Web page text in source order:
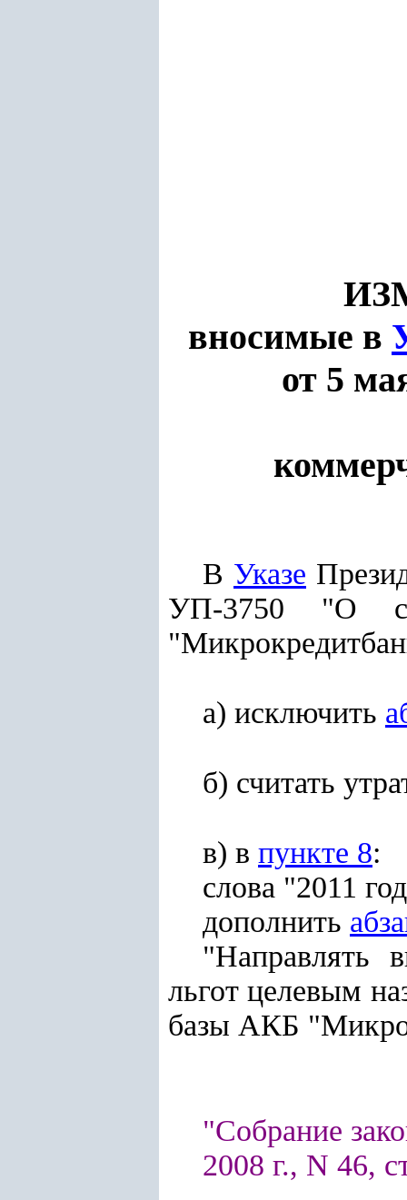
вносимые в
от 5
В Указе
УП-3750 "О
а) исключить
б) считать
в) в пункте 8:
слова "2011
дополнить
"Направлять
льгот целевым
базы АКБ
"Собрание
2008 г., N 46,